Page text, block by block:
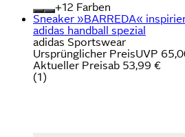
+
Farben
Sneaker »BARREDA«
adidas handball spezial
adidas Sportswear
Ursprünglicher PreisUVP
Aktueller Preisab 53,99 €
(1)